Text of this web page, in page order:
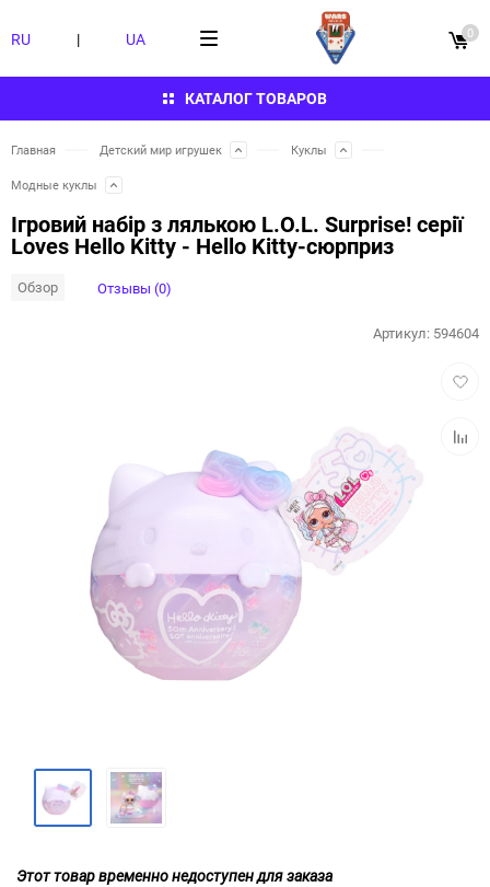
КАТАЛОГ ТОВАРОВ
RU | UA 0
Главная Детский мир игрушек Куклы
Модные куклы
Ігровий набір з лялькою L.O.L. Surprise! серії
Loves Hello Kitty - Hello Kitty-сюрприз
Обзор Отзывы (0)
Артикул: 594604
Этот товар временно недоступен для заказа